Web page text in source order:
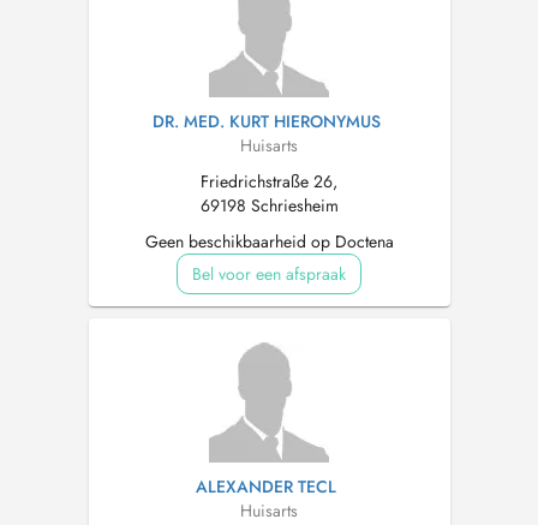
DR. MED. KURT HIERONYMUS
Huisarts
Friedrichstraße 26,
69198 Schriesheim
Geen beschikbaarheid op Doctena
Bel voor een afspraak
ALEXANDER TECL
Huisarts